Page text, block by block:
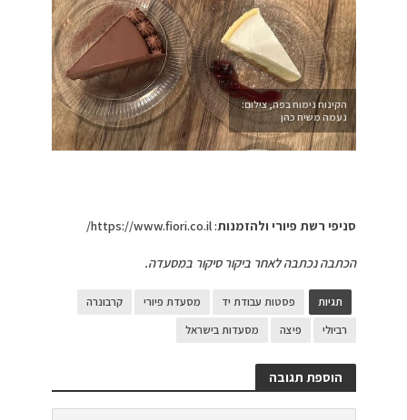
הקינוח נימוח בפה, צילום:
נעמה משיח כהן
סניפי רשת פיורי ולהזמנות: https://www.fiori.co.il/
הכתבה נכתבה לאחר ביקור סיקור במסעדה.
תגיות פסטות עבודת יד מסעדת פיורי
קרבונרה
רביולי
פיצה מסעדות בישראל
הוספת תגובה